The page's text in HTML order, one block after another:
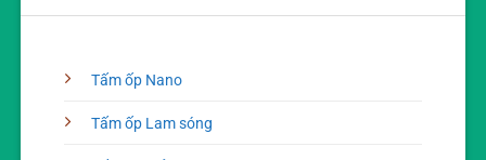
Tấm ốp Nano
Tấm ốp Lam sóng